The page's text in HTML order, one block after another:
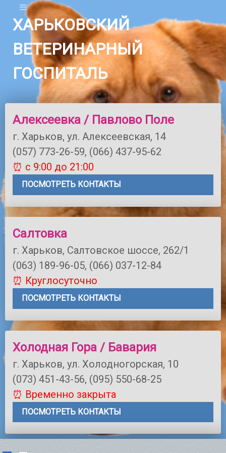
ХАРЬКОВСКИЙ
ВЕТЕРИНАРНЫЙ
ГОСПИТАЛЬ
Алексеевка / Павлово Поле
г. Харьков, ул. Алексеевская, 14
(057) 773-26-59, (066) 437-95-62
⏰ с 9:00 до 21:00
ПОСМОТРЕТЬ КОНТАКТЫ
Салтовка
г. Харьков, Салтовское шоссе, 262/1
(063) 189-96-05, (066) 037-12-84
⏰ Круглосуточно
ПОСМОТРЕТЬ КОНТАКТЫ
Холодная Гора / Бавария
г. Харьков, ул. Холодногорская, 10
(073) 451-43-56, (095) 550-68-25
⏰ Временно закрыта
ПОСМОТРЕТЬ КОНТАКТЫ